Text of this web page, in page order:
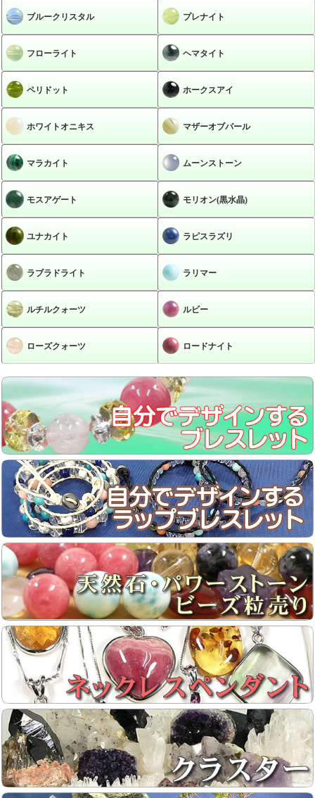
ブルークリスタル プレナイト
フローライト ヘマタイト
ペリドット ホークスアイ
ホワイトオニキス マザーオブパール
マラカイト ムーンストーン
モスアゲート モリオン(黒水晶)
ユナカイト ラピスラズリ
ラブラドライト ラリマー
ルチルクォーツ ルビー
ローズクォーツ ロードナイト